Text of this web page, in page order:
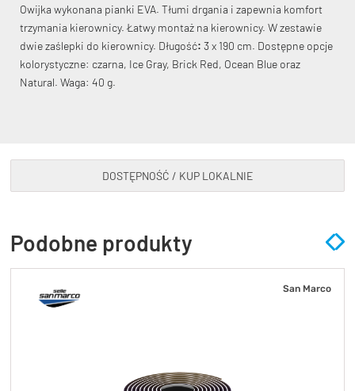
34,90 zł* 89,00 zł*
Owijka wykonana pianki EVA. Tłumi drgania i zapewnia komfort
trzymania kierownicy. Łatwy montaż na kierownicy. W zestawie
dwie zaślepki do kierownicy. Długość: 3 x 190 cm. Dostępne opcje
kolorystyczne: czarna, Ice Gray, Brick Red, Ocean Blue oraz
Natural. Waga: 40 g.
DOSTĘPNOŚĆ / KUP LOKALNIE
Podobne produkty
San Marco